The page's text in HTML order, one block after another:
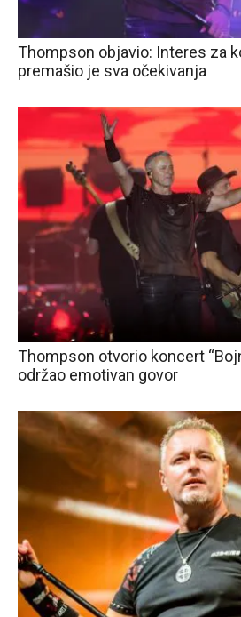
Thompson objavio: Interes za
premašio je sva očekivanja
Thompson otvorio koncert
održao emotivan govor